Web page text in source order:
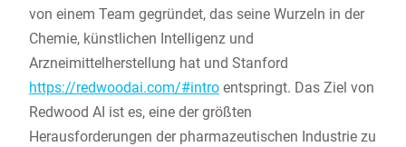
von einem Team gegründet, das seine Wurzeln in der
Chemie, künstlichen Intelligenz und
Arzneimittelherstellung hat und Stanford
https://redwoodai.com/#introentspringt. Das Ziel von
Redwood AI ist es, eine der größten
Herausforderungen der pharmazeutischen Industrie zu